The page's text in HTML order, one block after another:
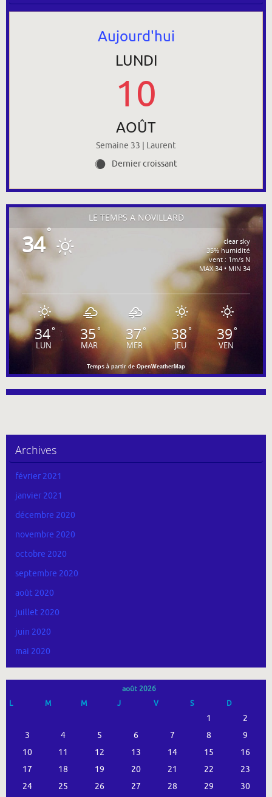
Aujourd'hui
LUNDI
10
AOÛT
Semaine 33 | Laurent
Y Dernier croissant
LE TEMPS À NOVILLARD
34°
clear sky
35% humidité
vent : 1m/s N
MAX 34 • MIN 34
34°
LUN
35°
MAR
37°
MER
38°
JEU
39°
VEN
Temps à partir de OpenWeatherMap
Archives
février 2021
janvier 2021
décembre 2020
novembre 2020
octobre 2020
septembre 2020
août 2020
juillet 2020
juin 2020
mai 2020
août 2026
L
M M J V S D
1
2
3
4 5 6 7 8
9
10
11 12 13 14 15
16
17
18 19 20 21 22
23
24
25 26 27 28 29 30